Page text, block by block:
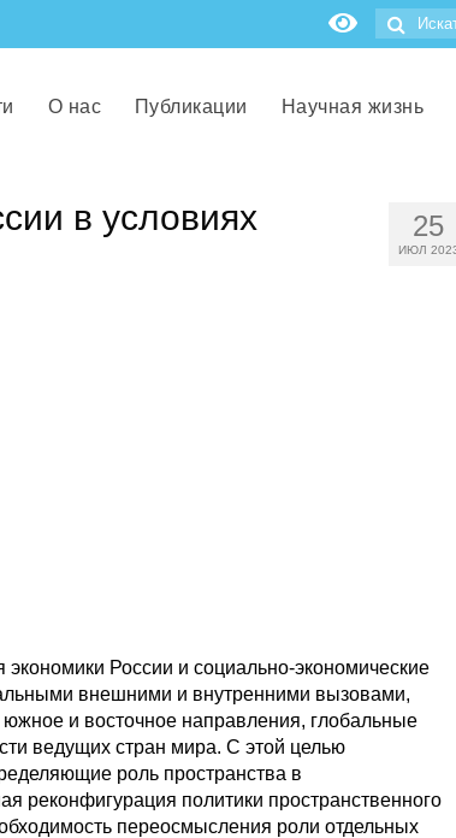
О нас Публикации Научная жизнь
25
ИЮЛ
в условиях
России и социально-экономические
внешними и внутренними вызовами,
и восточное направления, глобальные
ведущих стран мира. С этой целью
роль пространства в
реконфигурация политики пространственного
переосмысления роли отдельных